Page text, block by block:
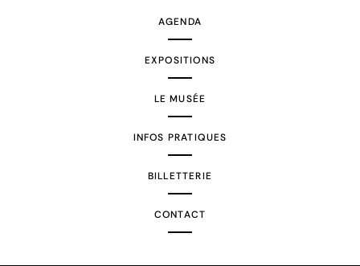
AGENDA
EXPOSITIONS
LE MUSÉE
INFOS PRATIQUES
BILLETTERIE
CONTACT